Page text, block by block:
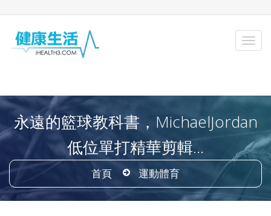
永遠的籃球教科書，MichaelJordan
低位單打精華剪輯...
首頁 運動體育